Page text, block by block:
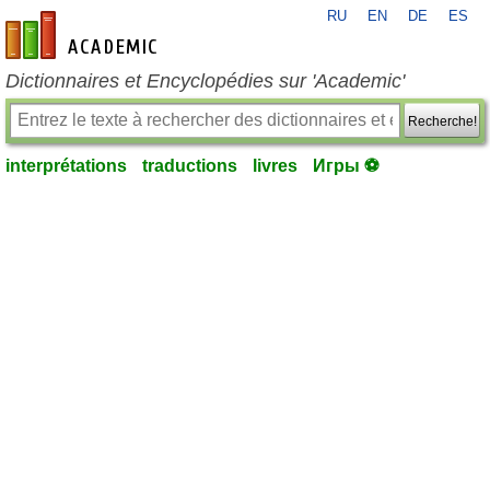
fr-academic.com
RU EN DE ES
Dictionnaires et Encyclopédies sur 'Academic'
Recherche!
interprétations traductions livres Игры ⚽